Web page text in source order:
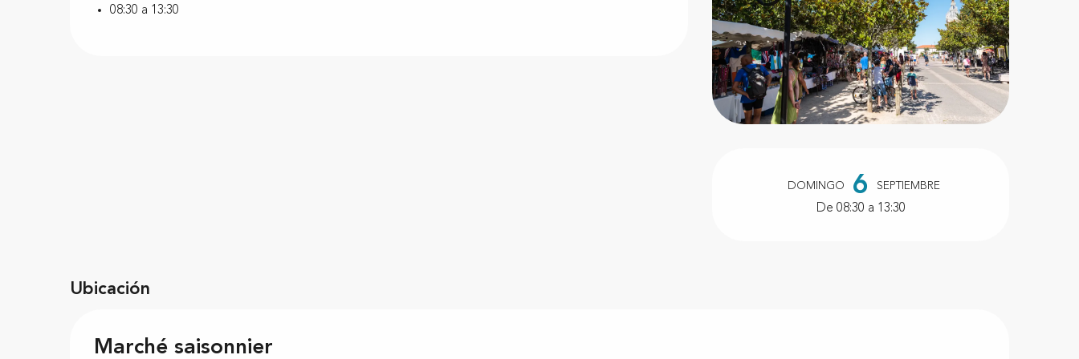
Horarios y datos de
DOMINGO 6 SEPTIEMBRE
De 08:30 a 13:30
08:30 a 13:30
Ubicación
Marché saisonnier